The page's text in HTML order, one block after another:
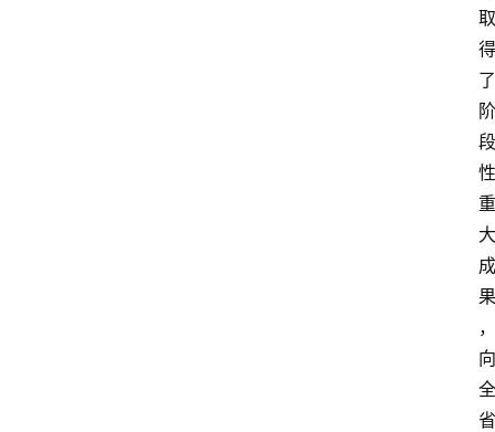
取
得
了
阶
段
性
重
大
成
果
，
向
全
省